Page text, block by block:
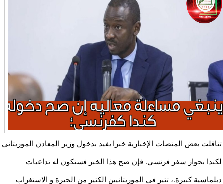
تناقلت بعض المنصات الإخبارية خبرا يفيد بدخول وزير المعادن الموريتاني
لكندا بجواز سفر فرنسي. فإن صح هذا الخبر فستكون له تداعيات
دبلماسية كبيرة.، تثير في الموريتانيين الكثير من الحيرة و الاستغراب